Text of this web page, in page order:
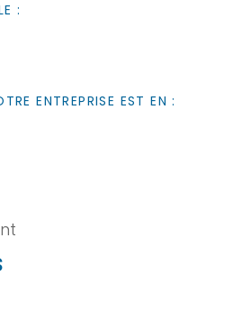
:
ENTREPRISE EST EN :